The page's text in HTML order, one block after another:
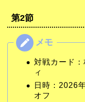
第2節
対戦カード
ィ
日時：2026
オフ